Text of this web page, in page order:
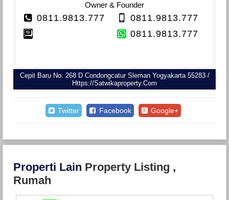
Owner & Founder
0811.9813.777
0811.9813.777
0811.9813.777
Cepit Baru No. 268 D Condongcatur Sleman Yogyakarta 55283 /
Https://satwikaproperty.com
Twitter Facebook Google+
Properti Lain Property Listing ,
Rumah